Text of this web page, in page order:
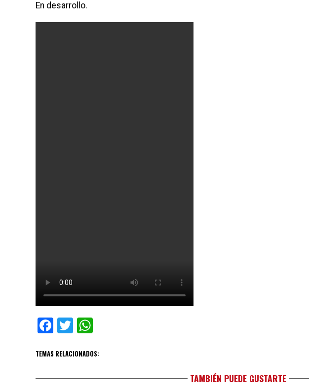
En desarrollo.
Facebook
Twitter
TEMAS RELACIONADOS:
TAMBIÉN PUEDE GUSTARTE